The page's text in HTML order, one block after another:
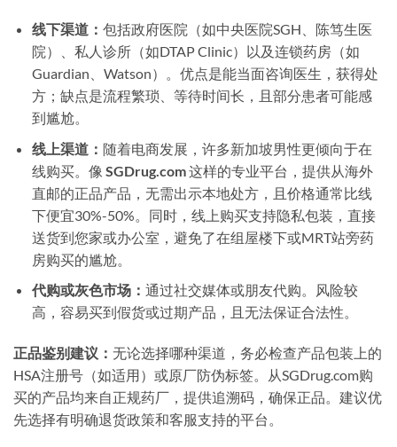
线下渠道： 包括政府医院（如中央医院SGH、陈笃生医
院）、私人诊所（如DTAP Clinic）以及连锁药房（如
Guardian、Watson）。优点是能当面咨询医生，获得处
方；缺点是流程繁琐、等待时间长，且部分患者可能感
到尴尬。
线上渠道： 随着电商发展，许多新加坡男性更倾向于在
线购买。像 SGDrug.com这样的专业平台，提供从海外
直邮的正品产品，无需出示本地处方，且价格通常比线
下便宜30%-50%。同时，线上购买支持隐私包装，直接
送货到您家或办公室，避免了在组屋楼下或MRT站旁药
房购买的尴尬。
代购或灰色市场： 通过社交媒体或朋友代购。风险较
高，容易买到假货或过期产品，且无法保证合法性。
正品鉴别建议： 无论选择哪种渠道，务必检查产品包装上的
HSA注册号（如适用）或原厂防伪标签。从SGDrug.com购
买的产品均来自正规药厂，提供追溯码，确保正品。建议优
先选择有明确退货政策和客服支持的平台。